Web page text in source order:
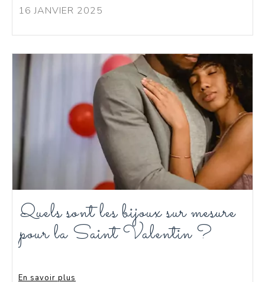
16 JANVIER 2025
Quels sont les bijoux sur mesure
pour la Saint Valentin ?
En savoir plus